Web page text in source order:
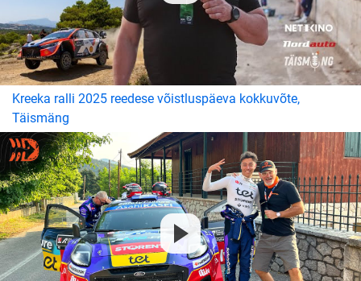
Kreeka ralli 2025 reedese võistluspäeva kokkuvõte,
Täismäng